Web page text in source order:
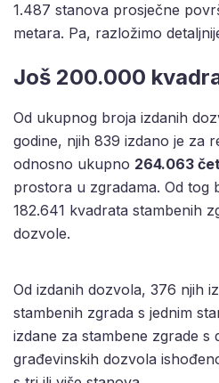
1.487 stanova prosječne
metara. Pa, razložimo
Još 200.000
Od ukupnog broja izdanih
godine, njih 839 izdano je za
odnosno ukupno 264.063
prostora u zgradama. Od tog
182.641 kvadrata stambenih
dozvole.
Od izdanih dozvola, 376 njih
stambenih zgrada s jednim
izdane za stambene zgrade s
građevinskih dozvola